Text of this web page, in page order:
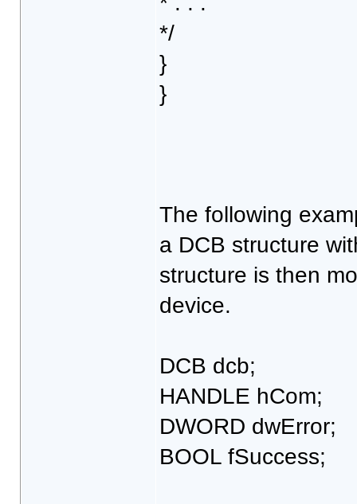
*/
}
}
The following
a DCB structure
structure is then
device.
DCB dcb;
HANDLE hCom;
DWORD dwError;
BOOL fSuccess;